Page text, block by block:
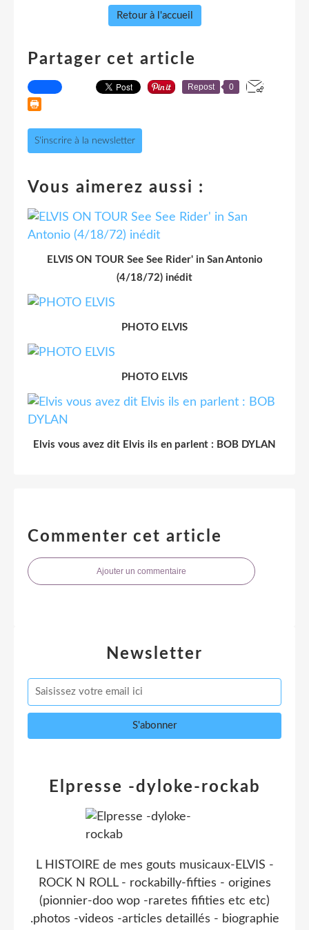
Retour à l'accueil
Partager cet article
Repost 0
S'inscrire à la newsletter
Vous aimerez aussi :
ELVIS ON TOUR See See Rider' in San Antonio
(4/18/72) inédit
PHOTO ELVIS
PHOTO ELVIS
Elvis vous avez dit Elvis ils en parlent : BOB DYLAN
Commenter cet article
Ajouter un commentaire
Newsletter
Elpresse -dyloke-rockab
L HISTOIRE de mes gouts musicaux-ELVIS -
ROCK N ROLL - rockabilly-fifties - origines
(pionnier-doo wop -raretes fifities etc etc)
.photos -videos -articles detaillés - biographie